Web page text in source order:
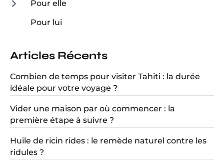
Pour elle
Pour lui
Articles Récents
Combien de temps pour visiter Tahiti : la durée
idéale pour votre voyage ?
Vider une maison par où commencer : la
première étape à suivre ?
Huile de ricin rides : le remède naturel contre les
ridules ?